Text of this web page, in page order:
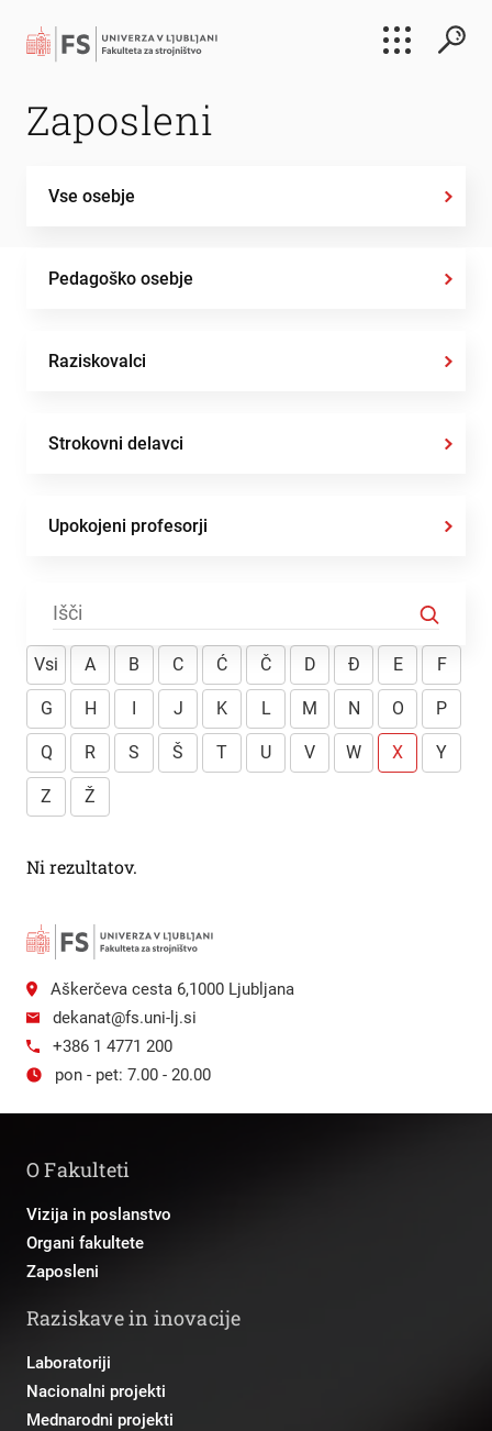
Zaposleni
Vse osebje
Pedagoško osebje
Raziskovalci
Strokovni delavci
Upokojeni profesorji
Vsi A B C Ć Č D Đ E F
G H I J K L M N O P
Q R S Š T U V W X Y
Z Ž
Ni rezultatov.
Aškerčeva cesta 6,1000 Ljubljana
dekanat@fs.uni-lj.si
+386 1 4771 200
pon - pet: 7.00 - 20.00
O Fakulteti
Vizija in poslanstvo
Organi fakultete
Zaposleni
Raziskave in inovacije
Laboratoriji
Nacionalni projekti
Mednarodni projekti